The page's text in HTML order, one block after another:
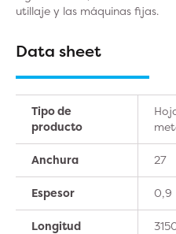
utillaje y las máquinas fijas.
Data sheet
Tipo de
producto
Anchura 27
Espesor 0,9
Longitud